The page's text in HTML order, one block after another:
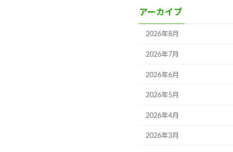
アーカイブ
2026年8月
2026年7月
2026年6月
2026年5月
2026年4月
2026年3月